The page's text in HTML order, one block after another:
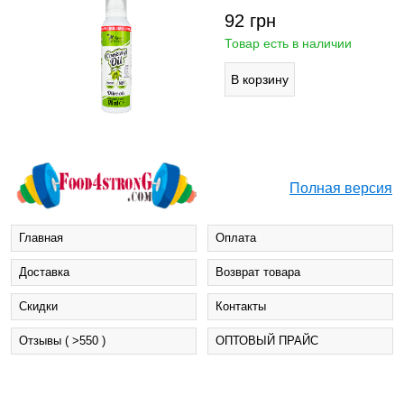
92 грн
Товар есть в наличии
Полная версия
Главная Оплата
Доставка Возврат товара
Cкидки Контакты
Отзывы ( >550 ) ОПТОВЫЙ ПРАЙС